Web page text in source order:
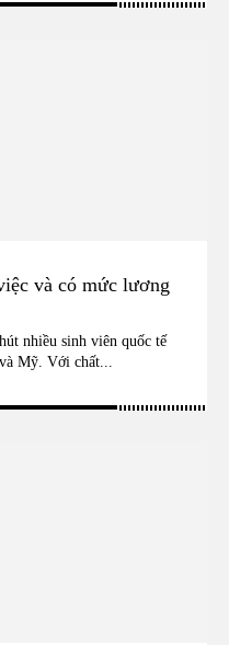
và có mức lương
nhiều sinh viên quốc tế
Mỹ. Với chất...